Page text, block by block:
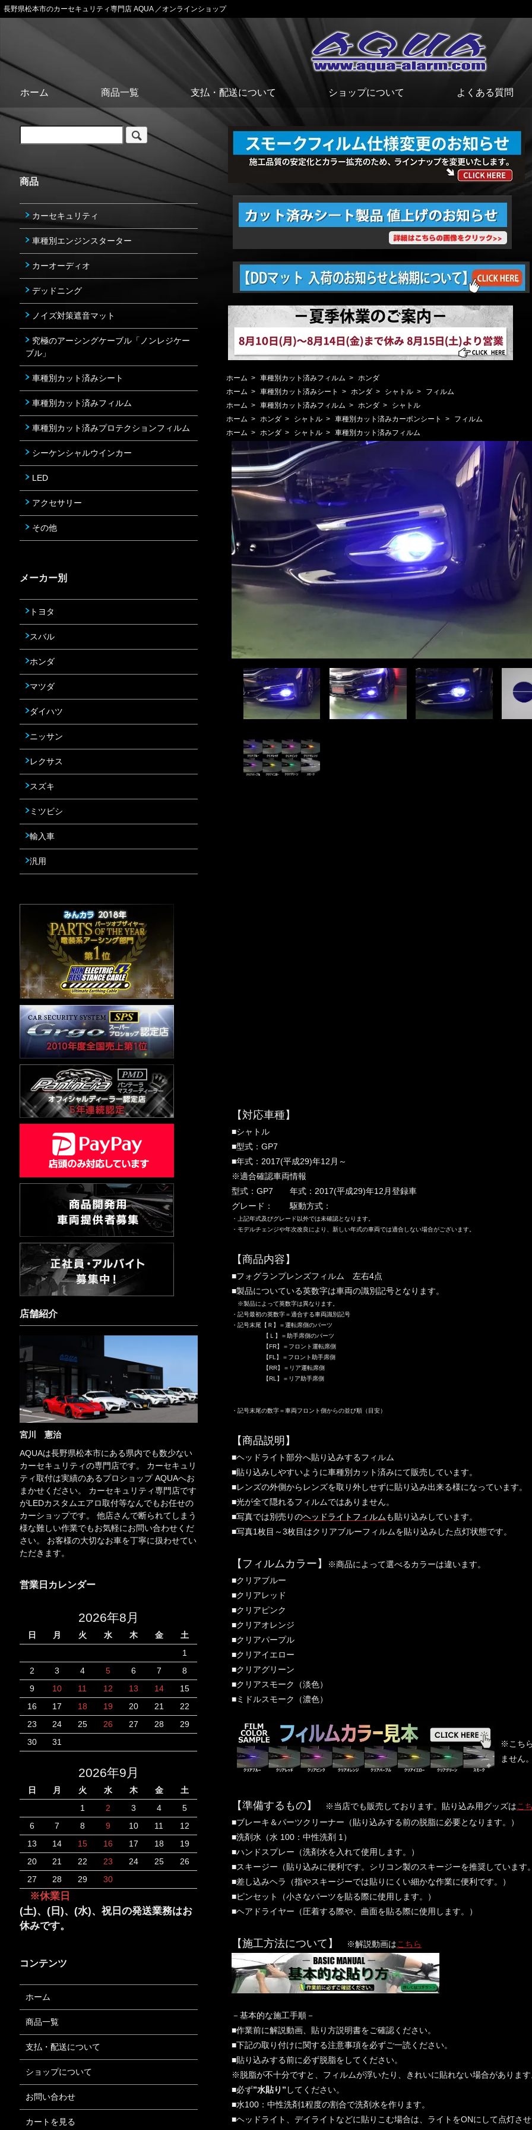
長野県松本市のカーセキュリティ専門店 AQUA ／オンラインショップ
ホーム 商品一覧 支払・配送について ショップについて よくある質問
ホーム > 車種別カット済みフィルム > ホンダ
ホーム > 車種別カット済みシート > ホンダ > シャトル >
フィルム
ホーム > 車種別カット済みフィルム > ホンダ >
シャトル
ホーム > ホンダ > シャトル > 車種別カット済みカーボンシート >
フィルム
ホーム > ホンダ > シャトル > 車種別カット済みフィルム
【対応車種】
■シャトル
■型式：GP7
■年式：2017(平成29)年12月～
※適合確認車両情報
型式：GP7 年式：2017(平成29)年12月登録車
グレード： 駆動方式：
・上記年式及びグレード以外では未確認となります。
・モデルチェンジや年次改良により、新しい年式の車両では適合しない場合がございます。
【商品内容】
■フォグランプレンズフィルム 左右4点
■製品についている英数字は車両の識別記号となります。
※製品によって英数字は異なります。
・記号最初の英数字＝適合する車両識別記号
・記号末尾【Ｒ】＝運転席側のパーツ
【Ｌ】＝助手席側のパーツ
【FR】＝フロント運転席側
【FL】＝フロント助手席側
【RR】＝リア運転席側
【RL】＝リア助手席側
・記号末尾の数字＝車両フロント側からの並び順（目安）
【商品説明】
■ヘッドライト部分へ貼り込みするフィルム
■貼り込みしやすいように車種別カット済みにて販売しています。
■レンズの外側からレンズを取り外しせずに貼り込み出来る様になっています。
■光が全て隠れるフィルムではありません。
■写真では別売りのヘッドライトフィルムも貼り込みしています。
■写真1枚目～3枚目はクリアブルーフィルムを貼り込みした点灯状態です。
【フィルムカラー】
※商品によって選べるカラーは違います。
■クリアブルー
■クリアレッド
■クリアピンク
■クリアオレンジ
■クリアパープル
■クリアイエロー
■クリアグリーン
■クリアスモーク（淡色）
■ミドルスモーク（濃色）
※こち
ません
【準備するもの】 ※当店でも販売しております。貼り込み用グッズはこ
■ブレーキ＆パーツクリーナー（貼り込みする前の脱脂に必要となります。）
■洗剤水（水 100：中性洗剤 1）
■ハンドスプレー（洗剤水を入れて使用します。）
■スキージー（貼り込みに便利です。シリコン製のスキージーを推奨しています
■差し込みヘラ（指やスキージーでは貼りにくい細かな作業に便利です。）
■ピンセット（小さなパーツを貼る際に使用します。）
■ヘアドライヤー（圧着する際や、曲面を貼る際に使用します。）
【施工方法について】 ※解説動画はこちら
－基本的な施工手順－
■作業前に解説動画、貼り方説明書をご確認ください。
■下記の取り付けに関する注意事項を必ずご一読ください。
■貼り込みする前に必ず脱脂をしてください。
※脱脂が不十分ですと、フィルムが浮いたり、きれいに貼れない場合がありま
■必ず”水貼り” してください。
■水100：中性洗剤1程度の割合で洗剤水を作ります。
■ヘッドライト、デイライトなどに貼りこむ場合は、ライトをONにして点灯さ
商品
カーセキュリティ
車種別エンジンスターター
カーオーディオ
デッドニング
ノイズ対策遮音マット
究極のアーシングケーブル「ノンレジケー
ブル」
車種別カット済みシート
車種別カット済みフィルム
車種別カット済みプロテクションフィルム
シーケンシャルウインカー
LED
アクセサリー
その他
メーカー別
トヨタ
スバル
ホンダ
マツダ
ダイハツ
ニッサン
レクサス
スズキ
ミツビシ
輸入車
汎用
店舗紹介
宮川 憲治
AQUAは長野県松本市にある県内でも数少ない
カーセキュリティの専門店です。 カーセキュリ
ティ取付は実績のあるプロショップ AQUAへお
まかせください。 カーセキュリティ専門店です
がLEDカスタムエアロ取付等なんでもお任せの
カーショップです。 他店さんで断られてしまう
様な難しい作業でもお気軽にお問い合わせくだ
さい。 お客様の大切なお車を丁寧に扱わせてい
ただきます。
営業日カレンダー
2026年8月
日 月 火 水 木 金
土
1
2
3 4 5 6 7
8
9
10 11 12 13 14
15
16
17 18 19 20 21
22
23
24 25 26 27 28
29
30
31
2026年9月
日 月 火 水 木 金
土
1
2 3 4
5
6
7 8 9 10 11
12
13
14 15 16 17 18
19
20
21 22 23 24 25
26
27
28 29 30
※休業日
(土)、(日)、(水)、祝日の発送業務はお
休みです。
コンテンツ
ホーム
商品一覧
支払・配送について
ショップについて
お問い合わせ
カートを見る